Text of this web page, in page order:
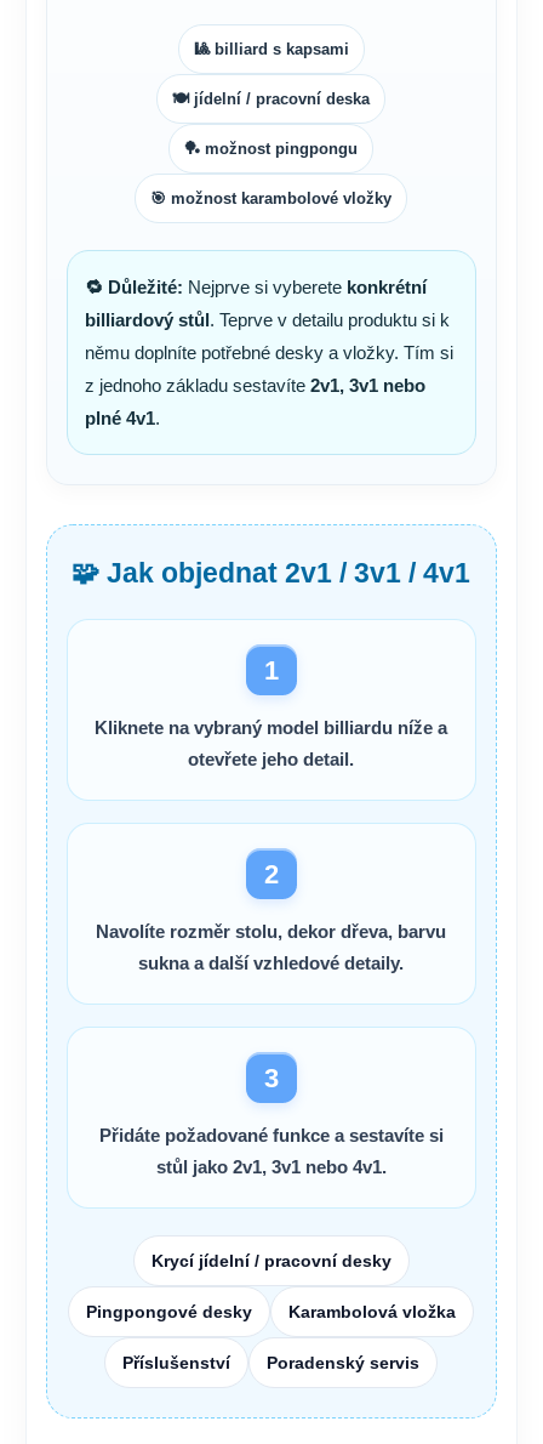
🎱 billiard s kapsami
🍽️ jídelní / pracovní deska
🏓 možnost pingpongu
🎯 možnost karambolové vložky
🔁 Důležité: Nejprve si vyberete konkrétní
billiardový stůl. Teprve v detailu produktu si k
němu doplníte potřebné desky a vložky. Tím si
z jednoho základu sestavíte2v1, 3v1 nebo
plné 4v1.
🧩 Jak objednat 2v1 / 3v1 / 4v1
1
Kliknete navybraný model billiardu níže a
otevřete jeho detail.
2
Navolíte rozměr stolu, dekor dřeva, barvu
sukna a další vzhledové detaily.
3
Přidáte požadované funkce a sestavíte si
stůl jako 2v1, 3v1 nebo 4v1.
Krycí jídelní / pracovní desky
Pingpongové desky Karambolová vložka
Příslušenství Poradenský servis